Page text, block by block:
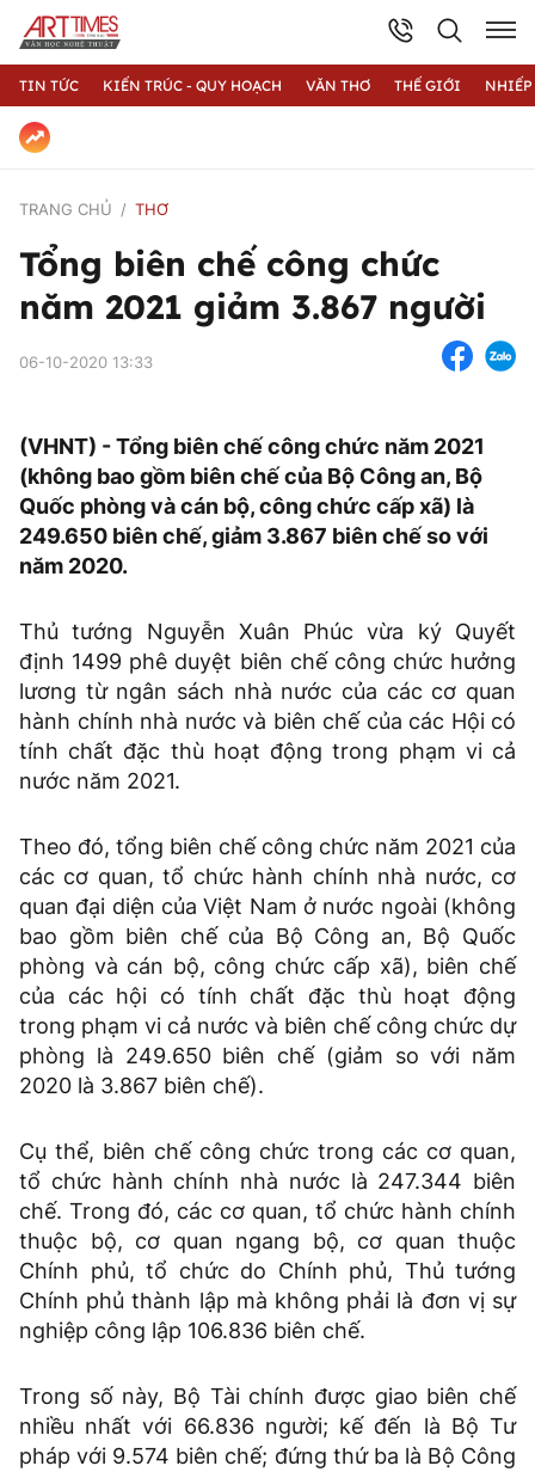
TIN TỨC KIẾN TRÚC - QUY HOẠCH VĂN THƠ THẾ GIỚI
TRANG CHỦ THƠ
Tổng biên chế công chức
năm 2021 giảm 3.867 người
06-10-2020 13:33
(VHNT) - Tổng biên chế công chức năm 2021
(không bao gồm biên chế của Bộ Công an, Bộ
Quốc phòng và cán bộ, công chức cấp xã) là
249.650 biên chế, giảm 3.867 biên chế so với
năm 2020.
Thủ tướng Nguyễn Xuân Phúc vừa ký Quyết
định 1499 phê duyệt biên chế công chức hưởng
lương từ ngân sách nhà nước của các cơ quan
hành chính nhà nước và biên chế của các Hội có
tính chất đặc thù hoạt động trong phạm vi cả
nước năm 2021.
Theo đó, tổng biên chế công chức năm 2021 của
các cơ quan, tổ chức hành chính nhà nước, cơ
quan đại diện của Việt Nam ở nước ngoài (không
bao gồm biên chế của Bộ Công an, Bộ Quốc
phòng và cán bộ, công chức cấp xã), biên chế
của các hội có tính chất đặc thù hoạt động
trong phạm vi cả nước và biên chế công chức dự
phòng là 249.650 biên chế (giảm so với năm
2020 là 3.867 biên chế).
Cụ thể, biên chế công chức trong các cơ quan,
tổ chức hành chính nhà nước là 247.344 biên
chế. Trong đó, các cơ quan, tổ chức hành chính
thuộc bộ, cơ quan ngang bộ, cơ quan thuộc
Chính phủ, tổ chức do Chính phủ, Thủ tướng
Chính phủ thành lập mà không phải là đơn vị sự
nghiệp công lập 106.836 biên chế.
Trong số này, Bộ Tài chính được giao biên chế
nhiều nhất với 66.836 người; kế đến là Bộ Tư
pháp với 9.574 biên chế; đứng thứ ba là Bộ Công